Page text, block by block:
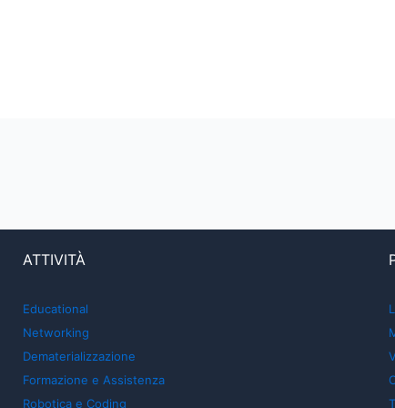
ATTIVITÀ
Educational
Networking
Dematerializzazione
Formazione e Assistenza
Robotica e Coding